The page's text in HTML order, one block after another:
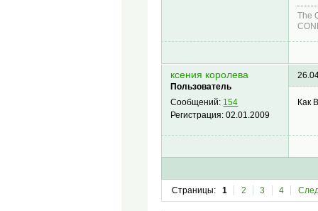
The
ксения королева
Пользователь
Сообщений: 154
Регистрация:02.01.2009
Как
Страницы: 1 2 3 4